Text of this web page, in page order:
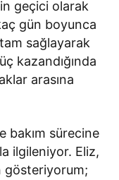
geçici olarak
gün boyunca
sağlayarak
kazandığında
arasına
bakım sürecine
ilgileniyor. Eliz,
gösteriyorum;